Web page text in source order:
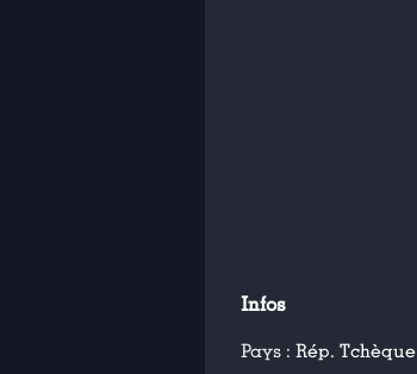
Infos
Pays : Rép. Tchèque